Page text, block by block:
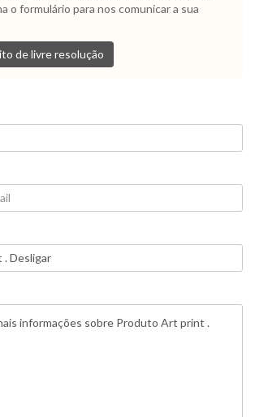
o formulário para nos comunicar a sua
de livre resolução